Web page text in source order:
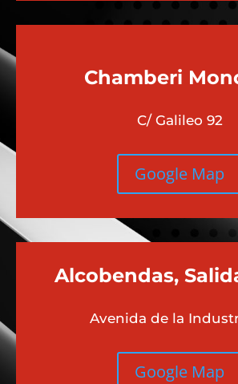
Chamberi
C/ Galileo 92
Google Map
Alcobendas,
Avenida de la
Google Map